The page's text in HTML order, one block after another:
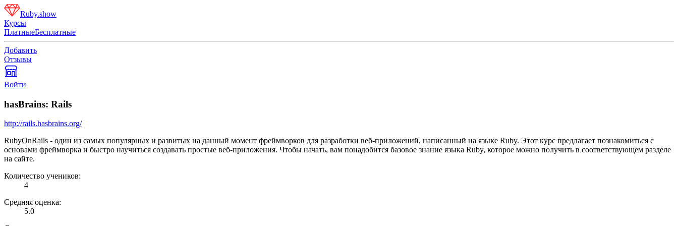
Ruby.show
Курсы
ПлатныеБесплатные
Добавить
Отзывы
Войти
hasBrains: Rails
http://rails.hasbrains.org/
RubyOnRails - один из самых популярных и развитых на данный момент фреймворков для разработки веб-приложений, написанный на языке Ruby. Этот курс предлагает познакомиться с
основами фреймворка и быстро научиться создавать простые веб-приложения. Чтобы начать, вам понадобится базовое знание языка Ruby, которое можно получить в соответствующем разделе
на сайте.
Количество учеников:
4
Средняя оценка:
5.0